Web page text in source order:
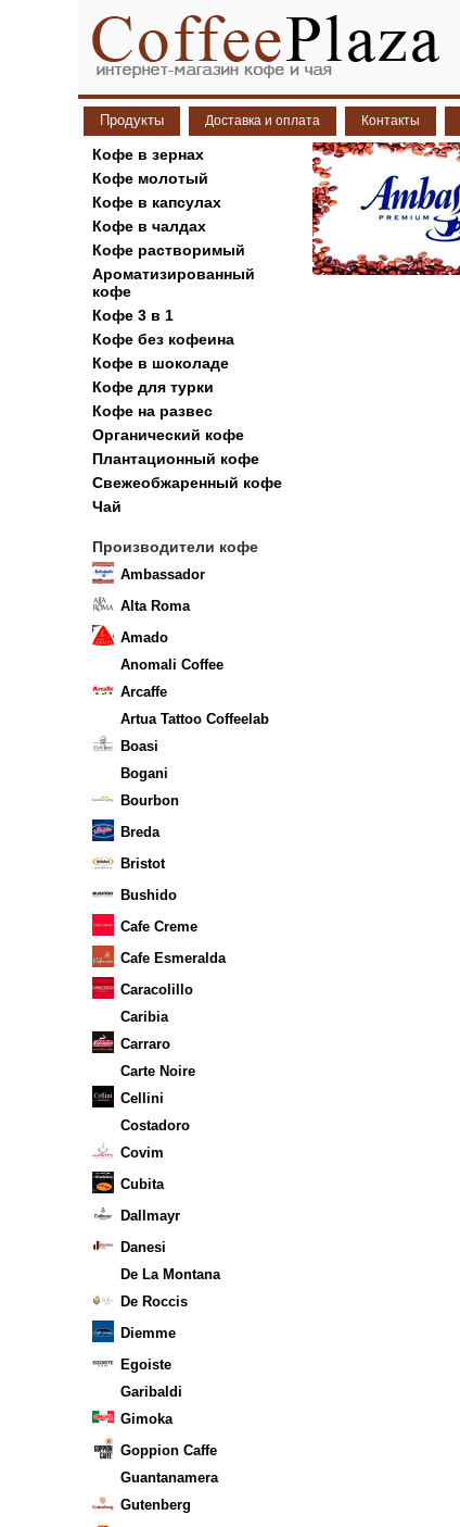
Продукты Доставка и оплата Контакты
Кофе в зернах
Кофе молотый
Кофе в капсулах
Кофе в чалдах
Кофе растворимый
Ароматизированный
кофе
Кофе 3 в 1
Кофе без кофеина
Кофе в шоколаде
Кофе для турки
Кофе на развес
Органический кофе
Плантационный кофе
Свежеобжаренный кофе
Чай
Производители кофе
Ambassador
Alta Roma
Amado
Anomali Coffee
Arcaffe
Artua Tattoo Coffeelab
Boasi
Bogani
Bourbon
Breda
Bristot
Bushido
Cafe Creme
Cafe Esmeralda
Caracolillo
Caribia
Carraro
Carte Noire
Cellini
Costadoro
Covim
Cubita
Dallmayr
Danesi
De La Montana
De Roccis
Diemme
Egoiste
Garibaldi
Gimoka
Goppion Caffe
Guantanamera
Gutenberg